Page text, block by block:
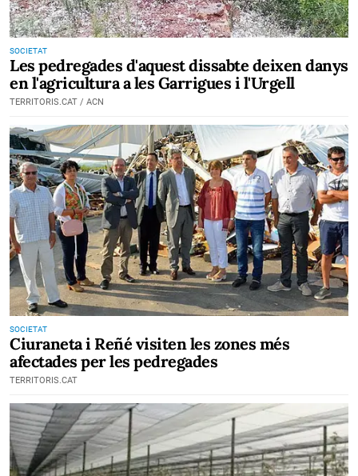
SOCIETAT
Les pedregades d'aquest dissabte deixen danys
en l'agricultura a les Garrigues i l'Urgell
TERRITORIS.CAT / ACN
SOCIETAT
Ciuraneta i Reñé visiten les zones més
afectades per les pedregades
TERRITORIS.CAT